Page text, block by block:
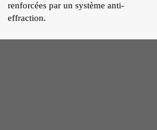
renforcées par un système anti-
effraction.